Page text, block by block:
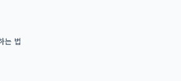
는 법